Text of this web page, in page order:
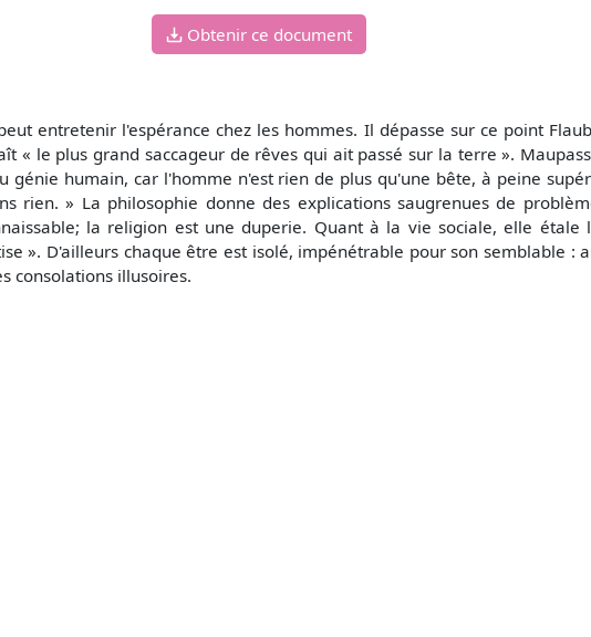
Obtenir ce document
entretenir l'espérance chez les hommes. Il dépasse sur ce point
« le plus grand saccageur de rêves qui ait passé sur la terre ».
humain, car l'homme n'est rien de plus qu'une bête, à peine
rien. » La philosophie donne des explications saugrenues de
la religion est une duperie. Quant à la vie sociale, elle étale
». D'ailleurs chaque être est isolé, impénétrable pour son semblable :
consolations illusoires.